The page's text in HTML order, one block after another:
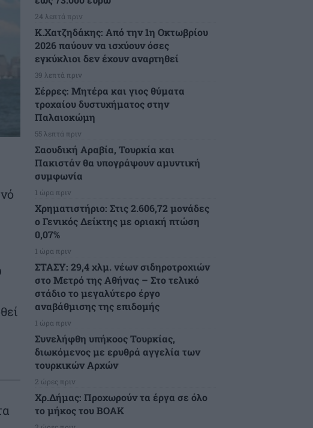
24 λεπτά πριν
Κ.Χατζηδάκης: Από την 1η Οκτωβρίου
2026 παύουν να ισχύουν όσες
εγκύκλιοι δεν έχουν αναρτηθεί
39 λεπτά πριν
Σέρρες: Μητέρα και γιος θύματα
τροχαίου δυστυχήματος στην
Παλαιοκώμη
55 λεπτά πριν
Σαουδική Αραβία, Τουρκία και
Πακιστάν θα υπογράψουν αμυντική
συμφωνία
1 ώρα πριν
Χρηματιστήριο: Στις 2.606,72 μονάδες
ο Γενικός Δείκτης με οριακή πτώση
0,07%
1 ώρα πριν
ΣΤΑΣΥ: 29,4 χλμ. νέων σιδηροτροχιών
στο Μετρό της Αθήνας – Στο τελικό
στάδιο το μεγαλύτερο έργο
αναβάθμισης της επιδομής
1 ώρα πριν
Συνελήφθη υπήκοος Τουρκίας,
διωκόμενος με ερυθρά αγγελία των
τουρκικών Αρχών
2 ώρες πριν
Χρ.Δήμας: Προχωρούν τα έργα σε όλο
το μήκος του ΒΟΑΚ